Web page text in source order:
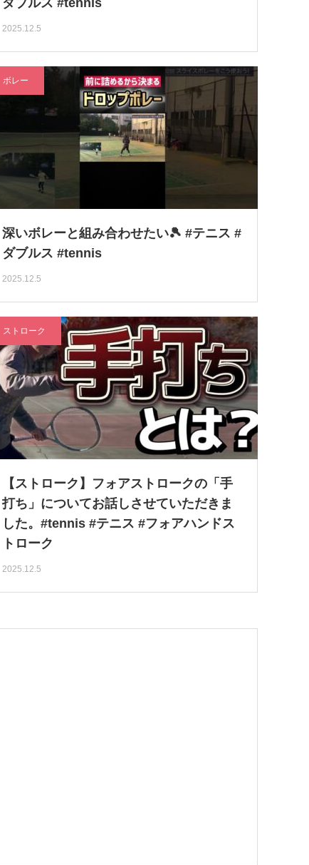
ダブルス #tennis
2025.12.5
ボレー
深いボレーと組み合わせたい🎾 #テニス #
ダブルス #tennis
2025.12.5
ストローク
【ストローク】フォアストロークの「手
打ち」についてお話しさせていただきま
した。#tennis #テニス #フォアハンドス
トローク
2025.12.5